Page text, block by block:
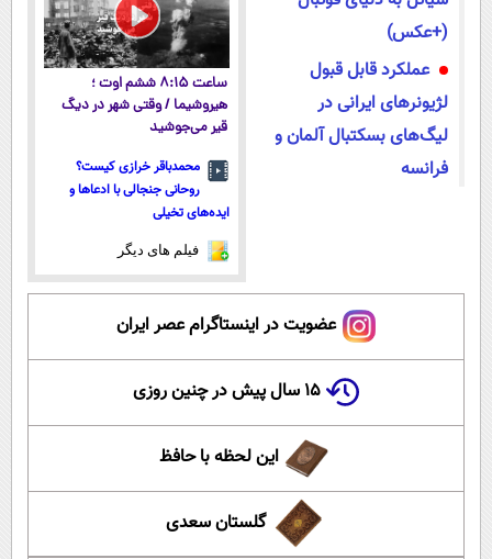
(+عکس)
عملکرد قابل قبول
لژیونرهای ایرانی در
لیگ‌های بسکتبال آلمان و
فرانسه
ساعت ۸:۱۵ ششم اوت ؛
هیروشیما / وقتی شهر در دیگ
قیر می‌جوشید
محمدباقر خرازی کیست؟
روحانی جنجالی با ادعاها و
ایده‌های تخیلی
فیلم های دیگر
عضویت در اینستاگرام عصر ایران
۱۵ سال پیش در چنین روزی
این لحظه با حافظ
گلستان سعدی